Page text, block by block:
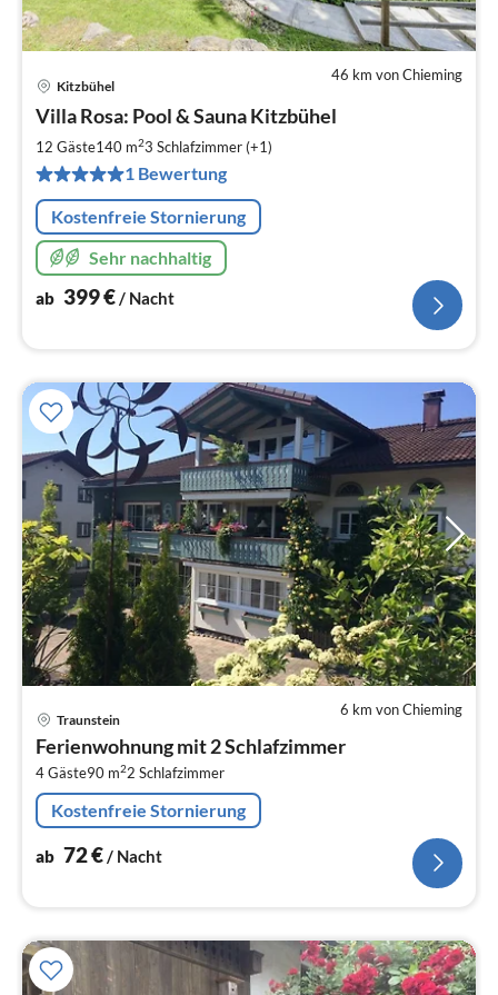
46 km von Chieming
Kitzbühel
Villa Rosa: Pool & Sauna Kitzbühel
12 Gäste140 m23 Schlafzimmer (+1)
1 Bewertung
Kostenfreie Stornierung
Sehr nachhaltig
ab 399€/ Nacht
6 km von Chieming
Traunstein
Ferienwohnung mit 2 Schlafzimmer
4 Gäste90 m22 Schlafzimmer
Kostenfreie Stornierung
ab 72€ / Nacht